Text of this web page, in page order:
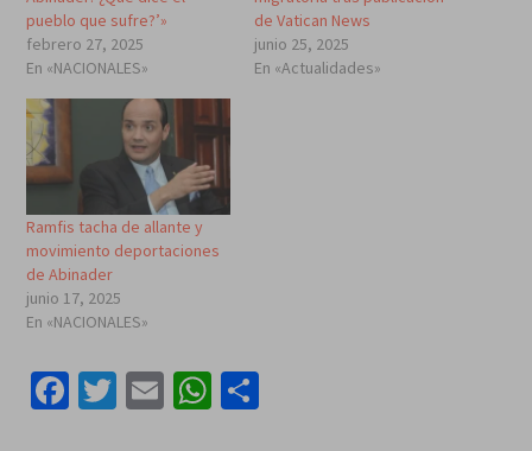
pueblo que sufre?’»
febrero 27, 2025
En «NACIONALES»
de Vatican News
junio 25, 2025
En «Actualidades»
Ramfis tacha de allante y
movimiento deportaciones
de Abinader
junio 17, 2025
En «NACIONALES»
Facebook
Twitter
EmailWhatsApp
Compartir